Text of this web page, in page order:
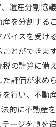
資産価値を
資としての相
課題を克服し
チ
続きにおける
のトラブル防
相続を進め
遺産分割協
を分割する
イスを受け
とができま
の計算に備
評価が求め
行い、不動
的に不動産
ージを順を